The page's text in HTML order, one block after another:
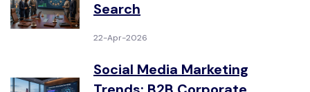
Search
22-Apr-2026
Social Media Marketing